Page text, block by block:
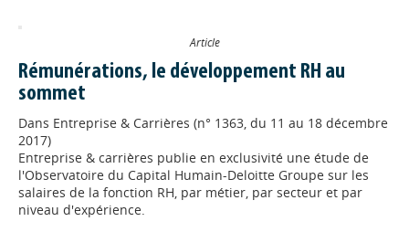
Article
Rémunérations, le développement RH au
sommet
Dans Entreprise & Carrières (n° 1363, du 11 au 18 décembre
2017)
Entreprise & carrières publie en exclusivité une étude de
l'Observatoire du Capital Humain-Deloitte Groupe sur les
salaires de la fonction RH, par métier, par secteur et par
niveau d'expérience.